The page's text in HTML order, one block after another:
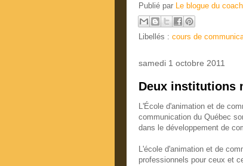
Publié par Le blogue du
Libellés : cours de
samedi 1 octobre 2011
Deux institutions
L'École d'animation et de
communication du Québec
dans le développement de
L'école d'animation et de
professionnels pour ceux et